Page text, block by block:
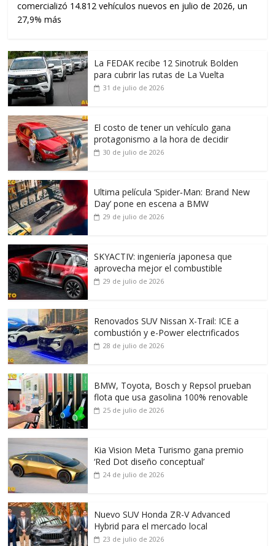
comercializó 14.812 vehículos nuevos en julio de 2026, un
27,9% más
La FEDAK recibe 12 Sinotruk Bolden
para cubrir las rutas de La Vuelta
31 de julio de 2026
El costo de tener un vehículo gana
protagonismo a la hora de decidir
30 de julio de 2026
Ultima película ‘Spider‑Man: Brand New
Day’ pone en escena a BMW
29 de julio de 2026
SKYACTIV: ingeniería japonesa que
aprovecha mejor el combustible
29 de julio de 2026
Renovados SUV Nissan X-Trail: ICE a
combustión y e-Power electrificados
28 de julio de 2026
BMW, Toyota, Bosch y Repsol prueban
flota que usa gasolina 100% renovable
25 de julio de 2026
Kia Vision Meta Turismo gana premio
‘Red Dot diseño conceptual’
24 de julio de 2026
Nuevo SUV Honda ZR-V Advanced
Hybrid para el mercado local
23 de julio de 2026